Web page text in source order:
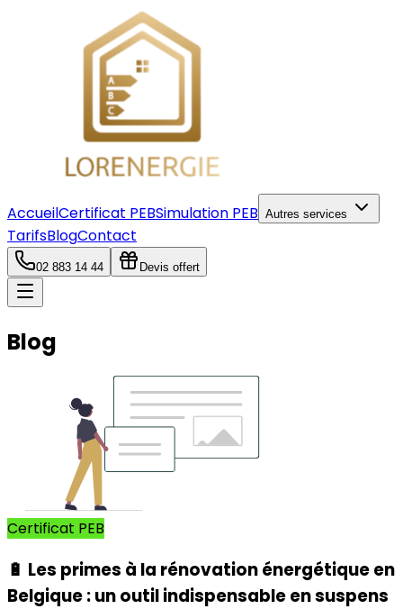
AccueilCertificat PEBSimulation PEB Autres services
TarifsBlogContact
02 883 14 44 Devis offert
Blog
Certificat PEB
🔋 Les primes à la rénovation énergétique en
Belgique : un outil indispensable en suspens